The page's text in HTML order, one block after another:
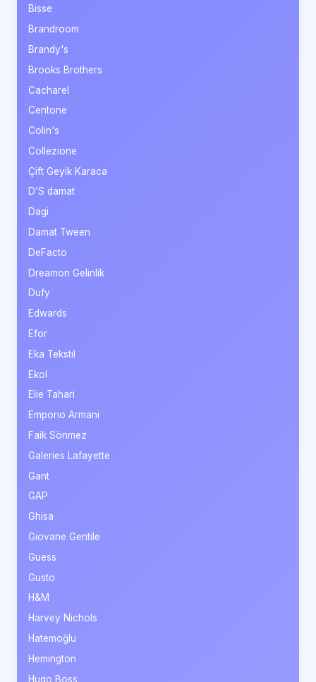
Bisse
Brandroom
Brandy's
Brooks Brothers
Cacharel
Centone
Colin's
Collezione
Çift Geyik Karaca
D’S damat
Dagi
Damat Tween
DeFacto
Dreamon Gelinlik
Dufy
Edwards
Efor
Eka Tekstil
Ekol
Elie Tahari
Emporio Armani
Faik Sönmez
Galeries Lafayette
Gant
GAP
Ghisa
Giovane Gentile
Guess
Gusto
H&M
Harvey Nichols
Hatemoğlu
Hemington
Hugo Boss